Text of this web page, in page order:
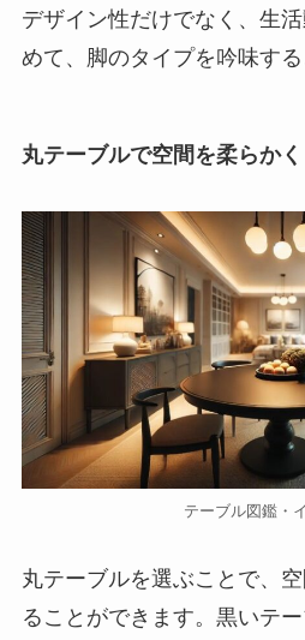
デザイン性だけでなく、生
めて、脚のタイプを吟味する
丸テーブルで空間を柔らかく
テーブル図鑑・
丸テーブルを選ぶことで、
ることができます。黒いテ